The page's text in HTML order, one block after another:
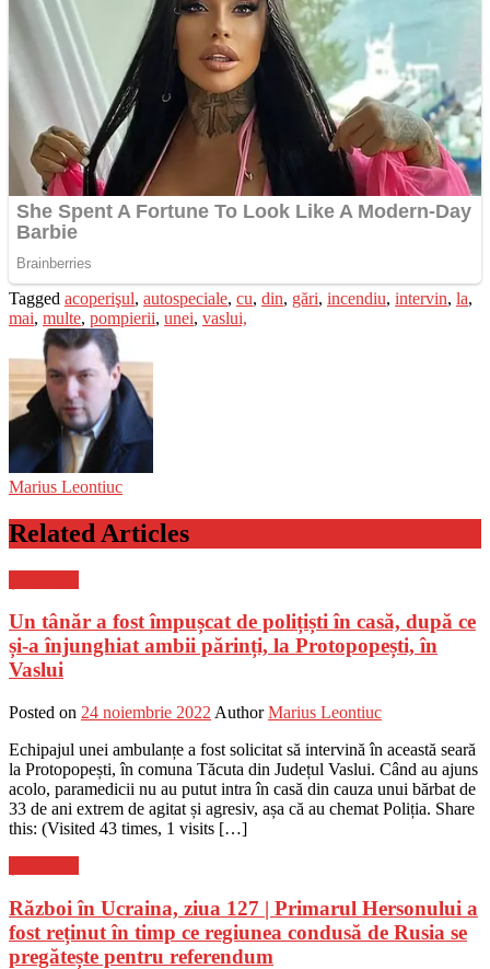
Tagged acoperişul, autospeciale, cu, din, gări, incendiu, intervin, la,
mai, multe, pompierii, unei, vaslui,
Marius Leontiuc
Related Articles
Un tânăr a fost împușcat de polițiști în casă, după ce
și-a înjunghiat ambii părinți, la Protopopești, în
Vaslui
Posted on 24 noiembrie 2022 Author Marius Leontiuc
Echipajul unei ambulanțe a fost solicitat să intervină în această seară
la Protopopești, în comuna Tăcuta din Județul Vaslui. Când au ajuns
acolo, paramedicii nu au putut intra în casă din cauza unui bărbat de
33 de ani extrem de agitat și agresiv, așa că au chemat Poliția. Share
this: (Visited 43 times, 1 visits […]
Război în Ucraina, ziua 127 | Primarul Hersonului a
fost reținut în timp ce regiunea condusă de Rusia se
pregătește pentru referendum